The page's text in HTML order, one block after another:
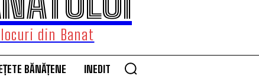
din Banat
BĂNĂȚENE INEDIT